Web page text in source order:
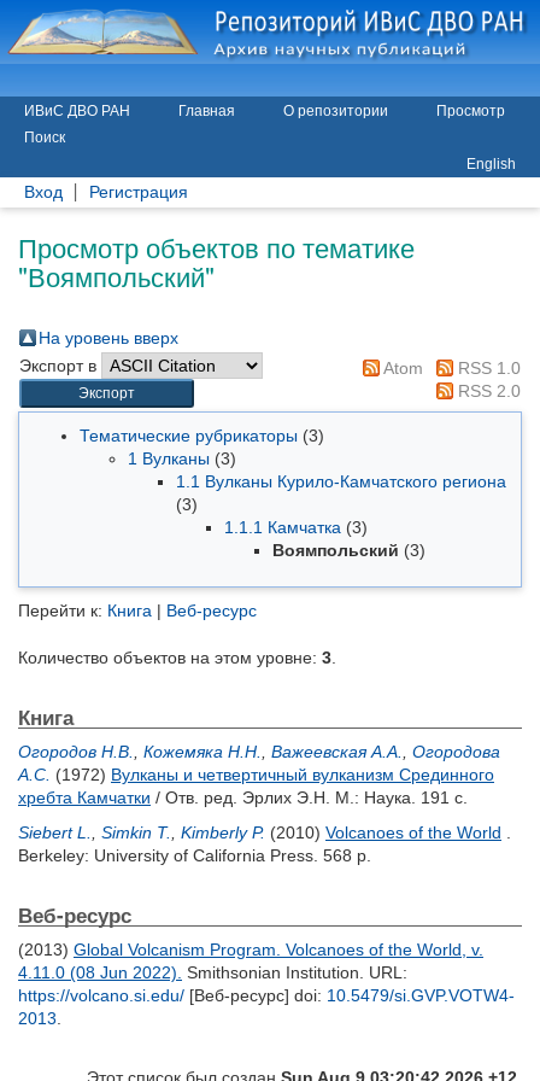
ИВиС ДВО РАН Главная О репозитории
Просмотр
Поиск
English
Вход Регистрация
Просмотр объектов по тематике
"Воямпольский"
На уровень вверх
Экспорт в
Atom
RSS 1.0
RSS 2.0
Тематические рубрикаторы (3)
1 Вулканы (3)
1.1 Вулканы Курило-Камчатского региона
(3)
1.1.1 Камчатка (3)
Воямпольский (3)
Перейти к: Книга | Веб-ресурс
Количество объектов на этом уровне: 3
Книга
Огородов Н.В. Кожемяка Н.Н. Важеевская А.А.
Огородова
А.С. (1972) Вулканы и четвертичный вулканизм Срединного
хребта Камчатки / Отв. ред. Эрлих Э.Н.
М.: Наука. 191 с.
Siebert L.
Simkin T. Kimberly P. (2010) Volcanoes of the World
Berkeley: University of California Press. 568 p.
Веб-ресурс
(2013) Global Volcanism Program. Volcanoes of the World, v.
4.11.0 (08 Jun 2022). Smithsonian Institution. URL:
https://volcano.si.edu/ [Веб-ресурс] doi: 10.5479/si.GVP.VOTW4-
2013